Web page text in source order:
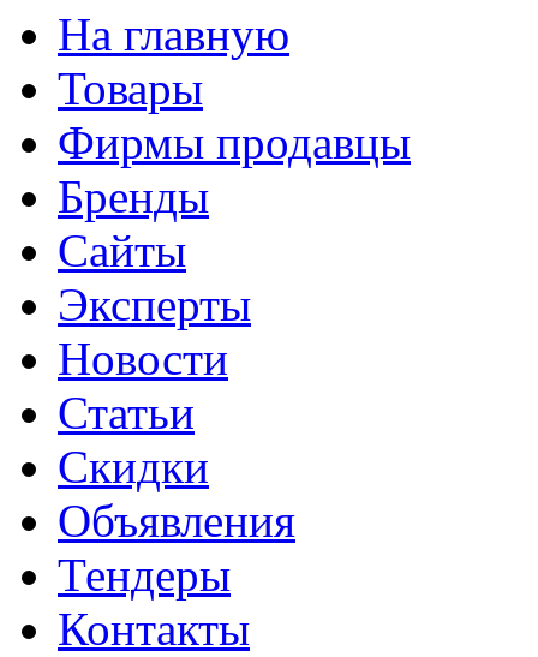
На главную
Товары
Фирмы продавцы
Бренды
Сайты
Эксперты
Новости
Статьи
Скидки
Объявления
Тендеры
Контакты